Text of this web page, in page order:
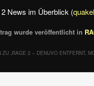
News im Überblick (
wurde veröffentlicht in
ZU „RAGE 2 – DENUVO ENTFERNT,